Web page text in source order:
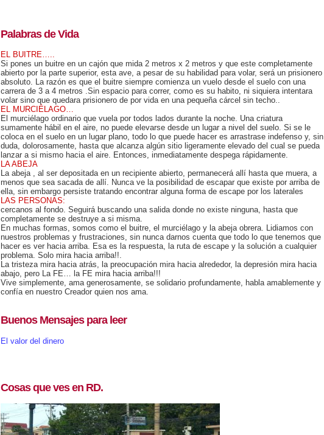
Palabras de Vida
EL BUITRE…..
Si pones un buitre en un cajón que mida 2 metros x 2 metros y que este completamente
abierto por la parte superior, esta ave, a pesar de su habilidad para volar, será un prisionero
absoluto. La razón es que el buitre siempre comienza un vuelo desde el suelo con una
carrera de 3 a 4 metros .Sin espacio para correr, como es su habito, ni siquiera intentara
volar sino que quedara prisionero de por vida en una pequeña cárcel sin techo..
EL MURCIÉLAGO…
El murciélago ordinario que vuela por todos lados durante la noche. Una criatura
sumamente hábil en el aire, no puede elevarse desde un lugar a nivel del suelo. Si se le
coloca en el suelo en un lugar plano, todo lo que puede hacer es arrastrase indefenso y, sin
duda, dolorosamente, hasta que alcanza algún sitio ligeramente elevado del cual se pueda
lanzar a si mismo hacia el aire. Entonces, inmediatamente despega rápidamente.
LA ABEJA
La abeja , al ser depositada en un recipiente abierto, permanecerá allí hasta que muera, a
menos que sea sacada de allí. Nunca ve la posibilidad de escapar que existe por arriba de
ella, sin embargo persiste tratando encontrar alguna forma de escape por los laterales
LAS PERSONAS:
cercanos al fondo. Seguirá buscando una salida donde no existe ninguna, hasta que
completamente se destruye a si misma.
En muchas formas, somos como el buitre, el murciélago y la abeja obrera. Lidiamos con
nuestros problemas y frustraciones, sin nunca darnos cuenta que todo lo que tenemos que
hacer es ver hacia arriba. Esa es la respuesta, la ruta de escape y la solución a cualquier
problema. Solo mira hacia arriba!!.
La tristeza mira hacia atrás, la preocupación mira hacia alrededor, la depresión mira hacia
abajo, pero La FE… la FE mira hacia arriba!!!
Vive simplemente, ama generosamente, se solidario profundamente, habla amablemente y
confía en nuestro Creador quien nos ama.
Buenos Mensajes para leer
El valor del dinero
Cosas que ves en RD.